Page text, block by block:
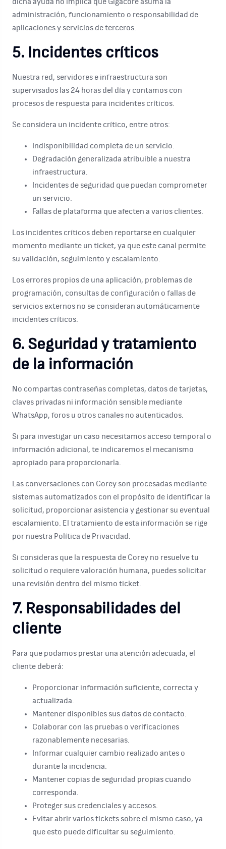
administración, funcionamiento o responsabilidad de
aplicaciones y servicios de terceros.
5. Incidentes críticos
Nuestra red, servidores e infraestructura son
supervisados las 24 horas del día y contamos con
procesos de respuesta para incidentes críticos.
Se considera un incidente crítico, entre otros:
Indisponibilidad completa de un servicio.
Degradación generalizada atribuible a nuestra
infraestructura.
Incidentes de seguridad que puedan comprometer
un servicio.
Fallas de plataforma que afecten a varios clientes.
Los incidentes críticos deben reportarse en cualquier
momento mediante un ticket, ya que este canal permite
su validación, seguimiento y escalamiento.
Los errores propios de una aplicación, problemas de
programación, consultas de configuración o fallas de
servicios externos no se consideran automáticamente
incidentes críticos.
6. Seguridad y tratamiento
de la información
No compartas contraseñas completas, datos de tarjetas,
claves privadas ni información sensible mediante
WhatsApp, foros u otros canales no autenticados.
Si para investigar un caso necesitamos acceso temporal o
información adicional, te indicaremos el mecanismo
apropiado para proporcionarla.
Las conversaciones con Corey son procesadas mediante
sistemas automatizados con el propósito de identificar la
solicitud, proporcionar asistencia y gestionar su eventual
escalamiento. El tratamiento de esta información se rige
por nuestra Política de Privacidad.
Si consideras que la respuesta de Corey no resuelve tu
solicitud o requiere valoración humana, puedes solicitar
una revisión dentro del mismo ticket.
7. Responsabilidades del
cliente
Para que podamos prestar una atención adecuada, el
cliente deberá:
Proporcionar información suficiente, correcta y
actualizada.
Mantener disponibles sus datos de contacto.
Colaborar con las pruebas o verificaciones
razonablemente necesarias.
Informar cualquier cambio realizado antes o
durante la incidencia.
Mantener copias de seguridad propias cuando
corresponda.
Proteger sus credenciales y accesos.
Evitar abrir varios tickets sobre el mismo caso, ya
que esto puede dificultar su seguimiento.